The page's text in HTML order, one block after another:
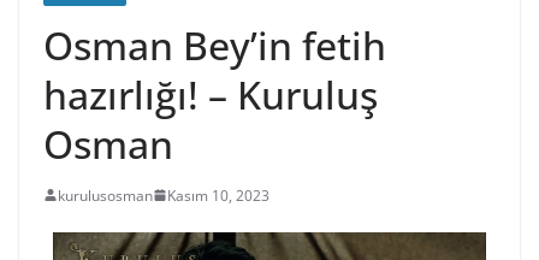
Osman Bey’in fetih
hazırlığı! – Kuruluş
Osman
kurulusosman Kasım 10, 2023